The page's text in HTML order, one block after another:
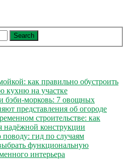
как правильно обустроить
кухню на участке
бэби-морковь: 7 овощных
представления об огороде
строительстве: как
надёжной конструкции
поводу: гид по случаям
функциональную
интерьера